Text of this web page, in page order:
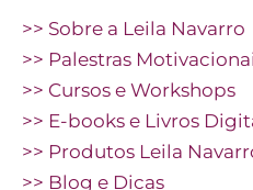
>> Sobre a Leila Navarro
>> Palestras
>> Cursos e Workshops
>> E-books e Livros
>> Produtos Leila
>> Blog e Dicas